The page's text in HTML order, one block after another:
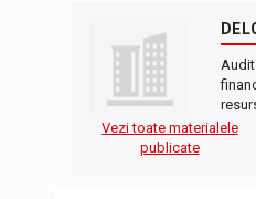
Vezi toate materialele
publicate